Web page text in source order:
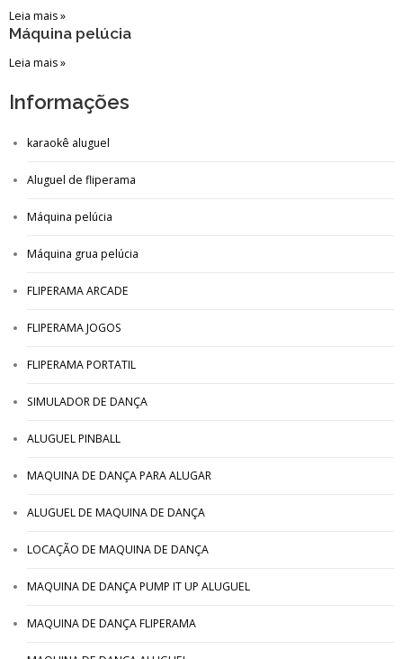
Leia mais »
Máquina pelúcia
Leia mais »
Informações
karaokê aluguel
Aluguel de fliperama
Máquina pelúcia
Máquina grua pelúcia
FLIPERAMA ARCADE
FLIPERAMA JOGOS
FLIPERAMA PORTATIL
SIMULADOR DE DANÇA
ALUGUEL PINBALL
MAQUINA DE DANÇA PARA ALUGAR
ALUGUEL DE MAQUINA DE DANÇA
LOCAÇÃO DE MAQUINA DE DANÇA
MAQUINA DE DANÇA PUMP IT UP ALUGUEL
MAQUINA DE DANÇA FLIPERAMA